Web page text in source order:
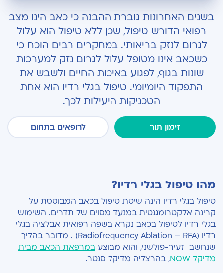
שתי טכניקות לשימוש בגלי רדיו:
כיצד מתבצע טיפול בגלי רדיו?
כיצד מתנהגים לאחר הטיפול?
מתי טיפול בגלי רדיו מומלץ?
מהם היתרונות בטיפול בגלי רדיו?
עד כמה הטיפול בגלי רדיו בטוח והאם יש תופעות
לוואי?
יתרונות הטיפול במרפאת הכאב של הרצליה מדיקל
סנטר
בשנים האחרונות גוברת ההבנה כי כאב הינו מצב
רפואי הדורש טיפול, שכן ללא טיפול הוא עלול
לגרום לנזק בריאותי. במחקרים רבים הוכח כי
כשכאב אינו מטופל עלול לגרום נזק למערכות
שונות בגוף, לפגוע באיכות החיים ולשבש את
התפקוד היומיומי. טיפול בגלי רדיו הוא אחת
הטכניקות היעילות לכך.
זימון תור לרופאים בתחום
מהו טיפול בגלי רדיו?
טיפול בגלי רדיו הינה שיטת טיפול בכאב המבוססת על
קרינה אלקטרומגנטית במנעד מסוים של תדרים. השימוש
בגלי רדיו לטיפול בכאב נקרא בשפה רפואית אבלציה בגלי
רדיו (Radiofrequency Ablation – RFA) . מדובר בהליך
שנחשב זעיר-פולשני, והוא מבוצע במרפאת הכאב מבית
מדיקל NOW
, בהרצליה מדיקל סנטר.